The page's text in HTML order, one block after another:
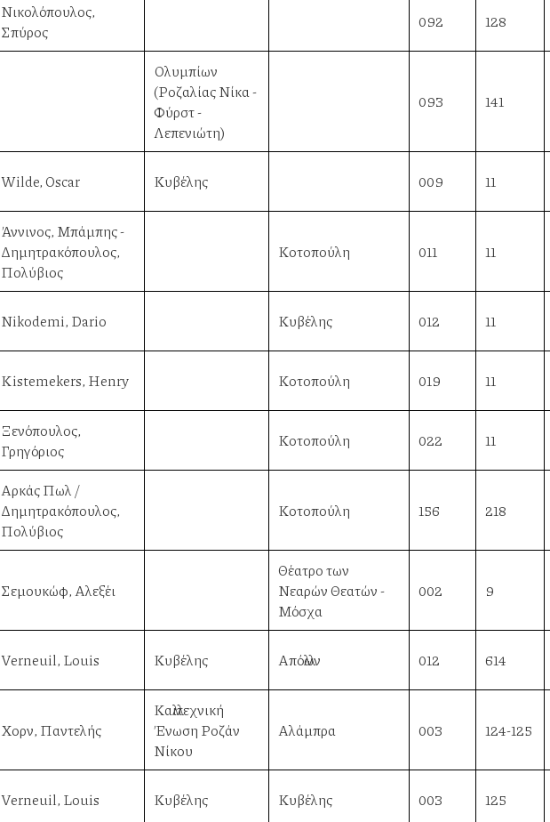
Νικολόπουλος,
Σπύρος
092 128
Ολυμπίων
(Ροζαλίας Νίκα -
Φύρστ -
Λεπενιώτη)
093 141
Wilde, Oscar Κυβέλης 009 11
Άννινος, Μπάμπης -
Δημητρακόπουλος,
Πολύβιος
Κοτοπούλη 011 11
Nikodemi, Dario Κυβέλης 012 11
Kistemekers, Henry Κοτοπούλη 019 11
Ξενόπουλος,
Γρηγόριος
Κοτοπούλη 022 11
Αρκάς Πωλ /
Δημητρακόπουλος,
Πολύβιος
Κοτοπούλη 156 218
Σεμουκώφ, Αλεξέι
Θέατρο των
Νεαρών Θεατών -
Μόσχα
002 9
Verneuil, Louis Κυβέλης Απόλλων 012 614
Χορν, Παντελής
Καλλιτεχνική
Ένωση Ροζάν
Νίκου
Αλάμπρα 003 124-125
Verneuil, Louis Κυβέλης Κυβέλης 003 125